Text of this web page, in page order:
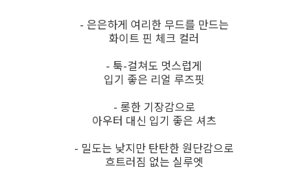
- 은은하게 여리한 무드를 만드는
화이트 핀 체크 컬러
- 툭-걸쳐도 멋스럽게
입기 좋은 리얼 루즈핏
- 롱한 기장감으로
아우터 대신 입기 좋은 셔츠
- 밀도는 낮지만 탄탄한 원단감으로
흐트러짐 없는 실루엣